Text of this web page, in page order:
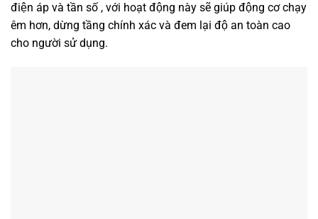
điện áp và tần số , với hoạt động này sẽ giúp động cơ chạy
êm hơn, dừng tầng chính xác và đem lại độ an toàn cao
cho người sử dụng.